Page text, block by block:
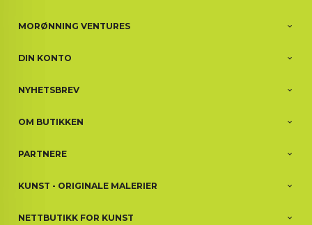
MORØNNING VENTURES
DIN KONTO
NYHETSBREV
OM BUTIKKEN
PARTNERE
KUNST - ORIGINALE MALERIER
NETTBUTIKK FOR KUNST